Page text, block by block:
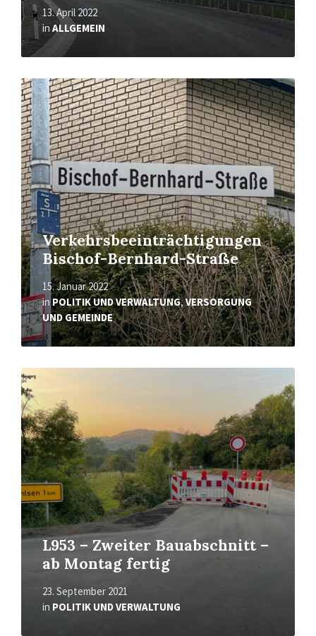
13. April 2022
in ALLGEMEIN
Verkehrsbeeinträchtigungen
Bischof-Bernhard-Straße
15. Januar 2022
in POLITIK UND VERWALTUNG,VERSORGUNG
UND GEMEINDE
Read
More
L953 – Zweiter Bauabschnitt –
ab Montag fertig
23. September 2021
in POLITIK UND VERWALTUNG
Read
More